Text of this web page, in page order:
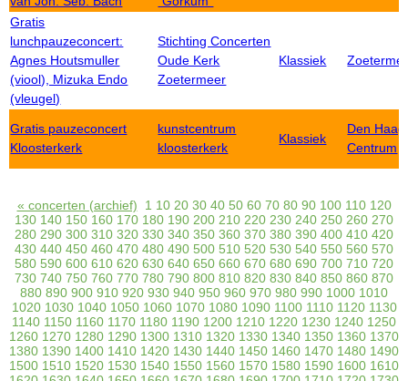
Gratis
lunchpauzeconcert:
Agnes Houtsmuller
(viool), Mizuka Endo
(vleugel)
Stichting Concerten
Oude Kerk
Zoetermeer
Klassiek
Gratis pauzeconcert
Kloosterkerk
kunstcentrum
kloosterkerk
Klassiek
Den Haag
Centrum
« concerten (archief) 1 10 20 30 40 50 60 70 80 90 100 110 120
130 140 150 160 170 180 190 200 210 220 230 240 250 260 270
280 290 300 310 320 330 340 350 360 370 380 390 400 410 420
430 440 450 460 470 480 490 500 510 520 530 540 550 560 570
580 590 600 610 620 630 640 650 660 670 680 690 700 710 720
730 740 750 760 770 780 790 800 810 820 830 840 850 860 870
880 890 900 910 920 930 940 950 960 970 980 990 1000 1010
1020 1030 1040 1050 1060 1070 1080 1090 1100 1110 1120 1130
1140 1150 1160 1170 1180 1190 1200 1210 1220 1230 1240 1250
1260 1270 1280 1290 1300 1310 1320 1330 1340 1350 1360 1370
1380 1390 1400 1410 1420 1430 1440 1450 1460 1470 1480 1490
1500 1510 1520 1530 1540 1550 1560 1570 1580 1590 1600 1610